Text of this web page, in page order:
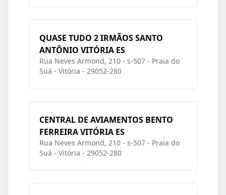
QUASE TUDO 2 IRMÃOS SANTO
ANTÔNIO VITÓRIA ES
Rua Neves Armond, 210 - s-507 - Praia do
Suá - Vitória - 29052-280
CENTRAL DE AVIAMENTOS BENTO
FERREIRA VITÓRIA ES
Rua Neves Armond, 210 - s-507 - Praia do
Suá - Vitória - 29052-280